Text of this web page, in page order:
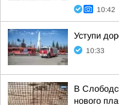
10:42
Уступи
10:33
В
нового